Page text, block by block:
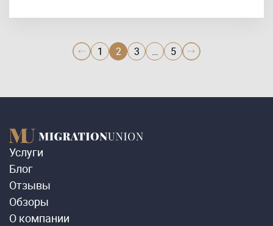
1 2 3 … 5
Услуги
Блог
Отзывы
Обзоры
О компании